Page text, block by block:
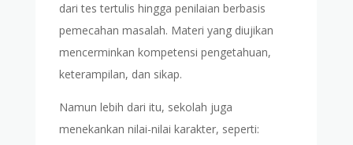
dari tes tertulis hingga penilaian berbasis
pemecahan masalah. Materi yang diujikan
mencerminkan kompetensi pengetahuan,
keterampilan, dan sikap.
Namun lebih dari itu, sekolah juga
menekankan nilai-nilai karakter, seperti: